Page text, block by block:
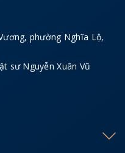
phường Nghĩa Lộ,
sư Nguyễn Xuân Vũ